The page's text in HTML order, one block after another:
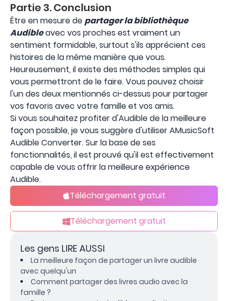
Partie 3. Conclusion
Être en mesure departager la bibliothèque
Audibleavec vos proches est vraiment un
sentiment formidable, surtout s'ils apprécient ces
histoires de la même manière que vous.
Heureusement, il existe des méthodes simples qui
vous permettront de le faire. Vous pouvez choisir
l'un des deux mentionnés ci-dessus pour partager
vos favoris avec votre famille et vos amis.
Si vous souhaitez profiter d'Audible de la meilleure
façon possible, je vous suggère d'utiliser AMusicSoft
Audible Converter. Sur la base de ses
fonctionnalités, il est prouvé qu'il est effectivement
capable de vous offrir la meilleure expérience
Audible.
Téléchargement gratuit
Téléchargement gratuit
Les gens LIRE AUSSI
La meilleure façon de partager un livre audible
avec quelqu'un
Comment partager des livres audio avec la
famille ?